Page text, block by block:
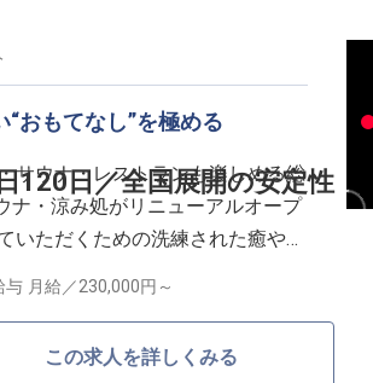
120日／全国展開の安定性
おもてなし”を極める
サウナ・レストランも楽しめる総
ナ・涼み処がリニューアルオープ
いただくための洗練された癒やし
与 月給／230,000円～
この求人を詳しくみる